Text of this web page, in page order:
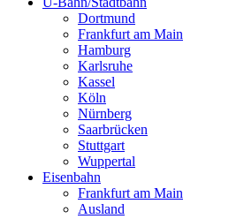
Dortmund
Frankfurt am Main
Hamburg
Karlsruhe
Kassel
Köln
Nürnberg
Saarbrücken
Stuttgart
Wuppertal
Eisenbahn
Frankfurt am Main
Ausland